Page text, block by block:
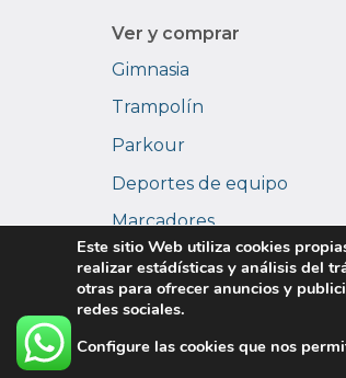
Ver y comprar
Gimnasia
Trampolín
Parkour
Deportes de equipo
Marcadores
Videopantallas
Este sitio Web utiliza cookies
realizar estádísticas y análisis del
otras para ofrecer anuncios y
redes sociales.
Configure las cookies que nos